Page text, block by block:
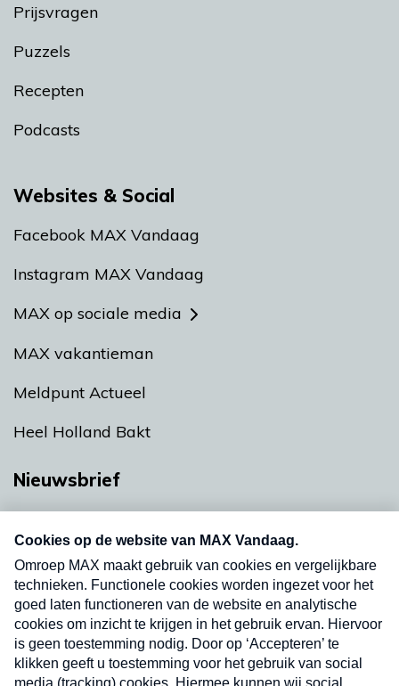
Prijsvragen
Puzzels
Recepten
Podcasts
Websites & Social
Facebook MAX Vandaag
Instagram MAX Vandaag
MAX op sociale media
MAX vakantieman
Meldpunt Actueel
Heel Holland Bakt
Nieuwsbrief
nieuwsbrief. Elke vrijdag- en dinsdagochtend in
uw mailbox.
Verzend